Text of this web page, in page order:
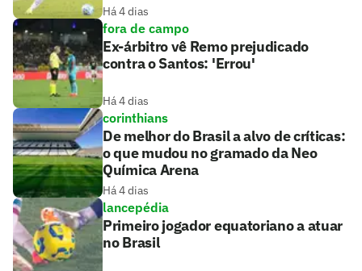
Há 4 dias
fora de campo
Ex-árbitro vê Remo prejudicado
contra o Santos: 'Errou'
Há 4 dias
corinthians
De melhor do Brasil a alvo de críticas:
o que mudou no gramado da Neo
Química Arena
Há 4 dias
lancepédia
Primeiro jogador equatoriano a atuar
no Brasil